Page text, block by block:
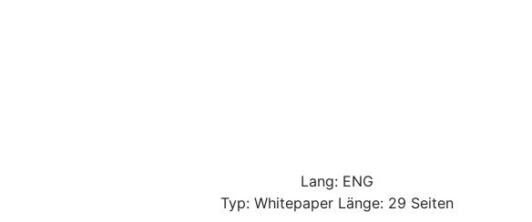
Lang: ENG
Typ: Whitepaper Länge: 29 Seiten